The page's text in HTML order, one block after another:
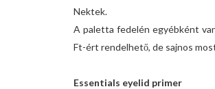
Nektek.
A paletta fedelén egyébként
Ft-ért rendelhető, de sajnos
Essentials eyelid primer